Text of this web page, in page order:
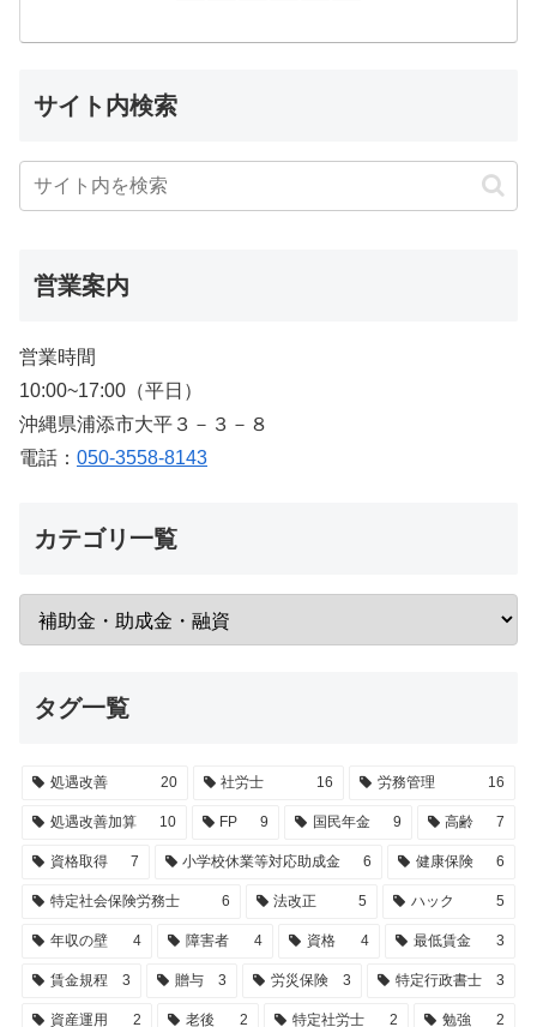
サイト内検索
営業案内
営業時間
10:00~17:00（平日）
沖縄県浦添市大平３－３－８
電話： 050-3558-8143
カテゴリ一覧
タグ一覧
処遇改善 20 社労士 16 労務管理 16
処遇改善加算 10 FP 9 国民年金 9 高齢 7
資格取得 7 小学校休業等対応助成金 6 健康保険 6
特定社会保険労務士 6 法改正 5 ハック 5
年収の壁 4 障害者 4 資格 4 最低賃金 3
賃金規程 3 贈与 3 労災保険 3 特定行政書士 3
資産運用 2 老後 2 特定社労士 2 勉強 2